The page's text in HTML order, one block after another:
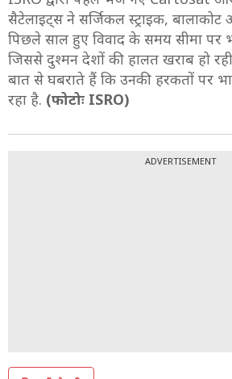
सैटेलाइट्स ने सर्जिकल स्ट्राइक,
पिछले साल हुए विवाद के समय सीमा पर
जिससे दुश्मन देशों की हालत खराब हो
बात से घबराते हैं कि उनकी हरकतों पर
रहा है. (फोटोः ISRO)
ADVERTISEMENT